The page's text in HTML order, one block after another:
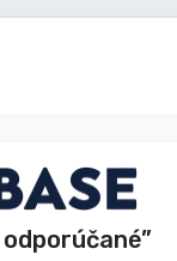
Éva Zákazník
08. 06.